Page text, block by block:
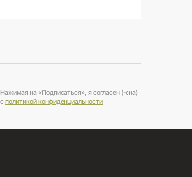
Нажимая на «Подписаться», я согласен (-сна)
cполитикой конфиденциальности